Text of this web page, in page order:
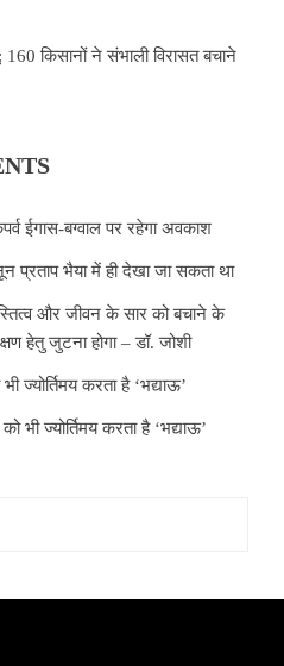
किसानों ने संभाली विरासत बचाने
ईगास-बग्वाल पर रहेगा अवकाश
प्रताप भैया में ही देखा जा सकता था
और जीवन के सार को बचाने के
हेतु जुटना होगा – डॉ. जोशी
ज्योर्तिमय करता है ‘भद्याऊ’
भी ज्योर्तिमय करता है ‘भद्याऊ’